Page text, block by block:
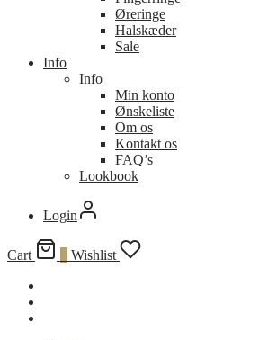
Øreringe
Halskæder
Sale
Info
Info
Min konto
Ønskeliste
Om os
Kontakt os
FAQ’s
Lookbook
Login
Cart Wishlist